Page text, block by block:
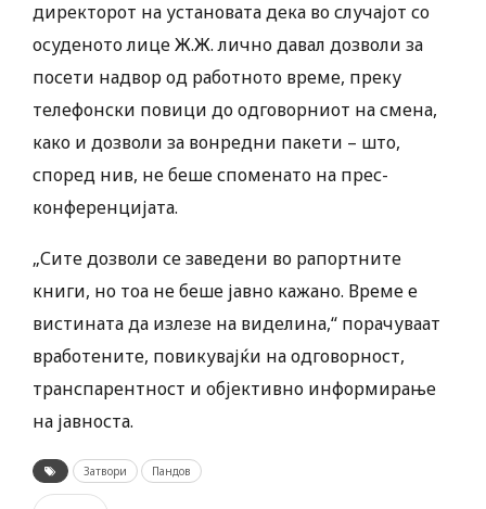
директорот на установата дека во случајот со
осуденото лице Ж.Ж. лично давал дозволи за
посети надвор од работното време, преку
телефонски повици до одговорниот на смена,
како и дозволи за вонредни пакети – што,
според нив, не беше споменато на прес-
конференцијата.
„Сите дозволи се заведени во рапортните
книги, но тоа не беше јавно кажано. Време е
вистината да излезе на виделина,“ порачуваат
вработените, повикувајќи на одговорност,
транспарентност и објективно информирање
на јавноста.
Затвори Пандов